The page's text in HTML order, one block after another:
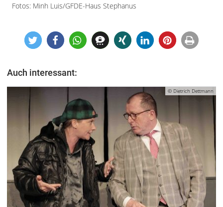
Fotos: Minh Luis/GFDE-Haus Stephanus
Auch interessant:
© Dietrich Dettmann